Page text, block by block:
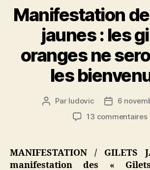
Manifestation
jaunes : les
oranges ne
les
Auteur
Par ludovic
Date
6
13 commentaires
MANIFESTATION / GILETS
manifestation des «